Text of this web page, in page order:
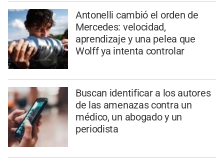
Antonelli cambió el orden de
Mercedes: velocidad,
aprendizaje y una pelea que
Wolff ya intenta controlar
Buscan identificar a los autores
de las amenazas contra un
médico, un abogado y un
periodista